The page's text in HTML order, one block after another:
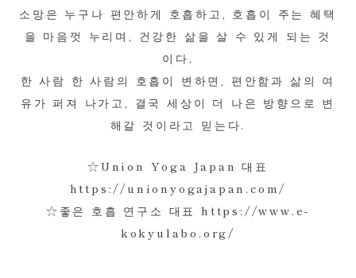
소망은 누구나 편안하게 호흡하고, 호흡이 주는 혜택
을 마음껏 누리며, 건강한 삶을 살 수 있게 되는 것
이다.
한 사람 한 사람의 호흡이 변하면, 편안함과 삶의 여
유가 퍼져 나가고, 결국 세상이 더 나은 방향으로 변
해갈 것이라고 믿는다.
☆Union Yoga Japan 대표
https://unionyogajapan.com/
☆좋은 호흡 연구소 대표 https://www.e-
kokyulabo.org/